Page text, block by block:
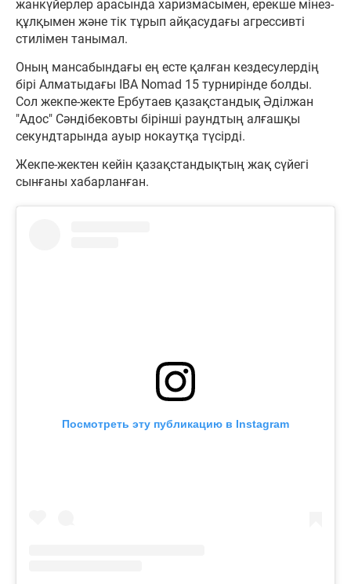
жанкүйерлер арасында харизмасымен, ерекше мінез-
құлқымен және тік тұрып айқасудағы агрессивті
стилімен танымал.
Оның мансабындағы ең есте қалған кездесулердің
бірі Алматыдағы IBA Nomad 15 турнирінде болды.
Сол жекпе-жекте Ербутаев қазақстандық Әділжан
"Адос" Сәндібековты бірінші раундтың алғашқы
секундтарында ауыр нокаутқа түсірді.
Жекпе-жектен кейін қазақстандықтың жақ сүйегі
сынғаны хабарланған.
Посмотреть эту публикацию в Instagram